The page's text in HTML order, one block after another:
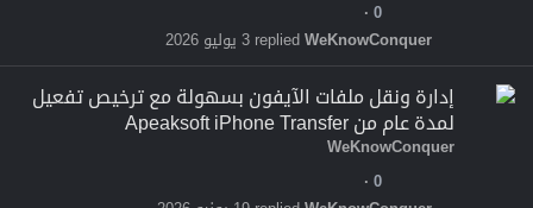
0
3 يوليو 2026
WeKnowConquer
إدارة ونقل ملفات الآيفون بسهولة مع ترخيص تفعيل
لمدة عام من Apeaksoft iPhone Transfer
WeKnowConquer
0